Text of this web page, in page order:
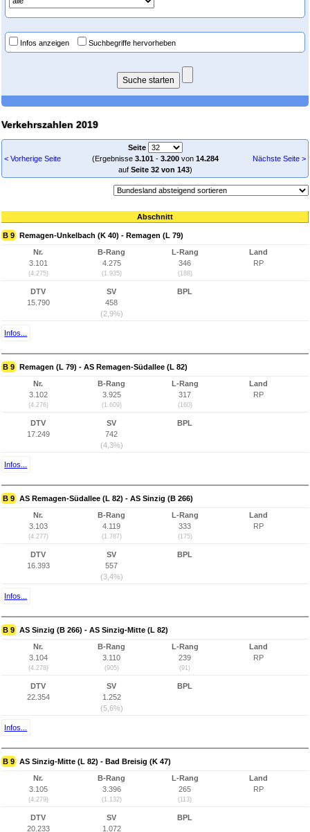
Infos anzeigen Suchbegriffe hervorheben
Verkehrszahlen 2019
< Vorherige Seite
Seite
(Ergebnisse 3.101- 3.200von 14.284
auf Seite 32 von 143)
Nächste Seite >
Abschnitt
B 9 Remagen-Unkelbach (K 40) - Remagen (L 79)
Nr.
3.101
(4.275)
B-Rang
4.275
(1.935)
L-Rang
346
(188)
Land
RP
DTV
15.790
SV
458
(2,9%)
BPL
Infos...
B 9 Remagen (L 79) - AS Remagen-Südallee (L 82)
Nr.
3.102
(4.276)
B-Rang
3.925
(1.609)
L-Rang
317
(160)
Land
RP
DTV
17.249
SV
742
(4,3%)
BPL
Infos...
B 9 AS Remagen-Südallee (L 82) - AS Sinzig (B 266)
Nr.
3.103
(4.277)
B-Rang
4.119
(1.787)
L-Rang
333
(175)
Land
RP
DTV
16.393
SV
557
(3,4%)
BPL
Infos...
B 9 AS Sinzig (B 266) - AS Sinzig-Mitte (L 82)
Nr.
3.104
(4.278)
B-Rang
3.110
(905)
L-Rang
239
(91)
Land
RP
DTV
22.354
SV
1.252
(5,6%)
BPL
Infos...
B 9 AS Sinzig-Mitte (L 82) - Bad Breisig (K 47)
Nr.
3.105
(4.279)
B-Rang
3.396
(1.132)
L-Rang
265
(113)
Land
RP
DTV
20.233
SV
1.072
BPL